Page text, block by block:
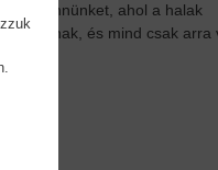
bennünket, ahol a halak
vannak, és mind csak arra